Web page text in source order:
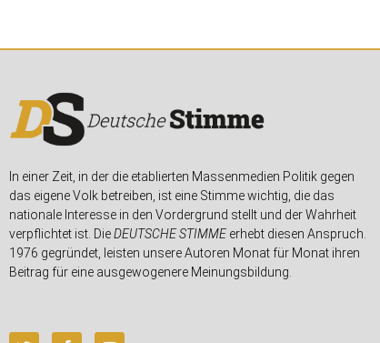
In einer Zeit, in der die etablierten Massenmedien Politik gegen
das eigene Volk betreiben, ist eine Stimme wichtig, die das
nationale Interesse in den Vordergrund stellt und der Wahrheit
verpflichtet ist. DieDEUTSCHE STIMMEerhebt diesen Anspruch.
1976 gegründet, leisten unsere Autoren Monat für Monat ihren
Beitrag für eine ausgewogenere Meinungsbildung.